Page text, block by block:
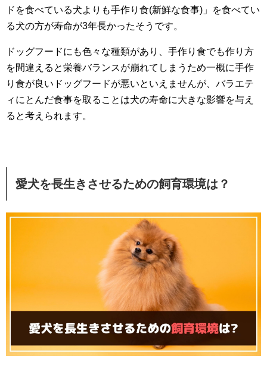
ドを食べている犬よりも手作り食(新鮮な食事)」を食べてい
る犬の方が寿命が3年長かったそうです。
ドッグフードにも色々な種類があり、手作り食でも作り方
を間違えると栄養バランスが崩れてしまうため一概に手作
り食が良いドッグフードが悪いといえませんが、バラエテ
ィにとんだ食事を取ることは犬の寿命に大きな影響を与え
ると考えられます。
愛犬を長生きさせるための飼育環境は？